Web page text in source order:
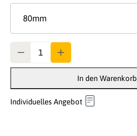
In den Warenkorb
Individuelles Angebot